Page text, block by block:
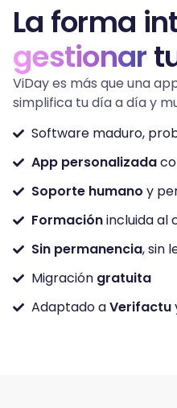
La forma
gestionar
ViDay es más que una
simplifica tu día a día y
Software maduro,
App personalizada
Soporte humano y
Formaciónincluida al
Sin permanencia, sin
Migración gratuita
Adaptado aVerifactu